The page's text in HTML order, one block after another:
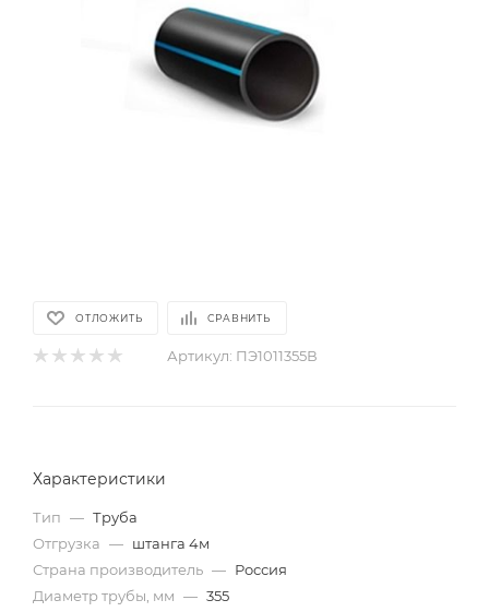
ОТЛОЖИТЬ СРАВНИТЬ
Артикул: ПЭ1011355В
Характеристики
Тип — Труба
Отгрузка — штанга 4м
Страна производитель — Россия
Диаметр трубы, мм — 355